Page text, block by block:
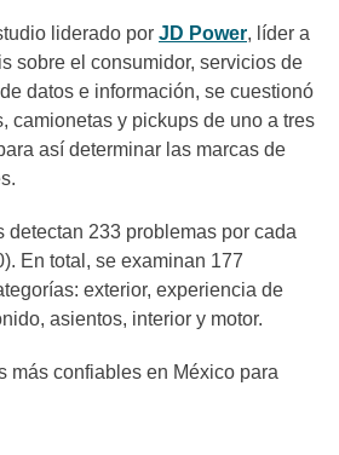
liderado por JD Power, líder a
sobre el consumidor, servicios de
datos e información, se cuestionó
camionetas y pickups de uno a tres
así determinar las marcas de
detectan 233 problemas por cada
En total, se examinan 177
exterior, experiencia de
asientos, interior y motor.
más confiables en México para